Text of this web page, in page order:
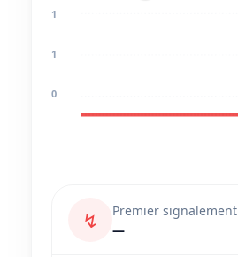
1
1
0
↯
Premier signalement
—